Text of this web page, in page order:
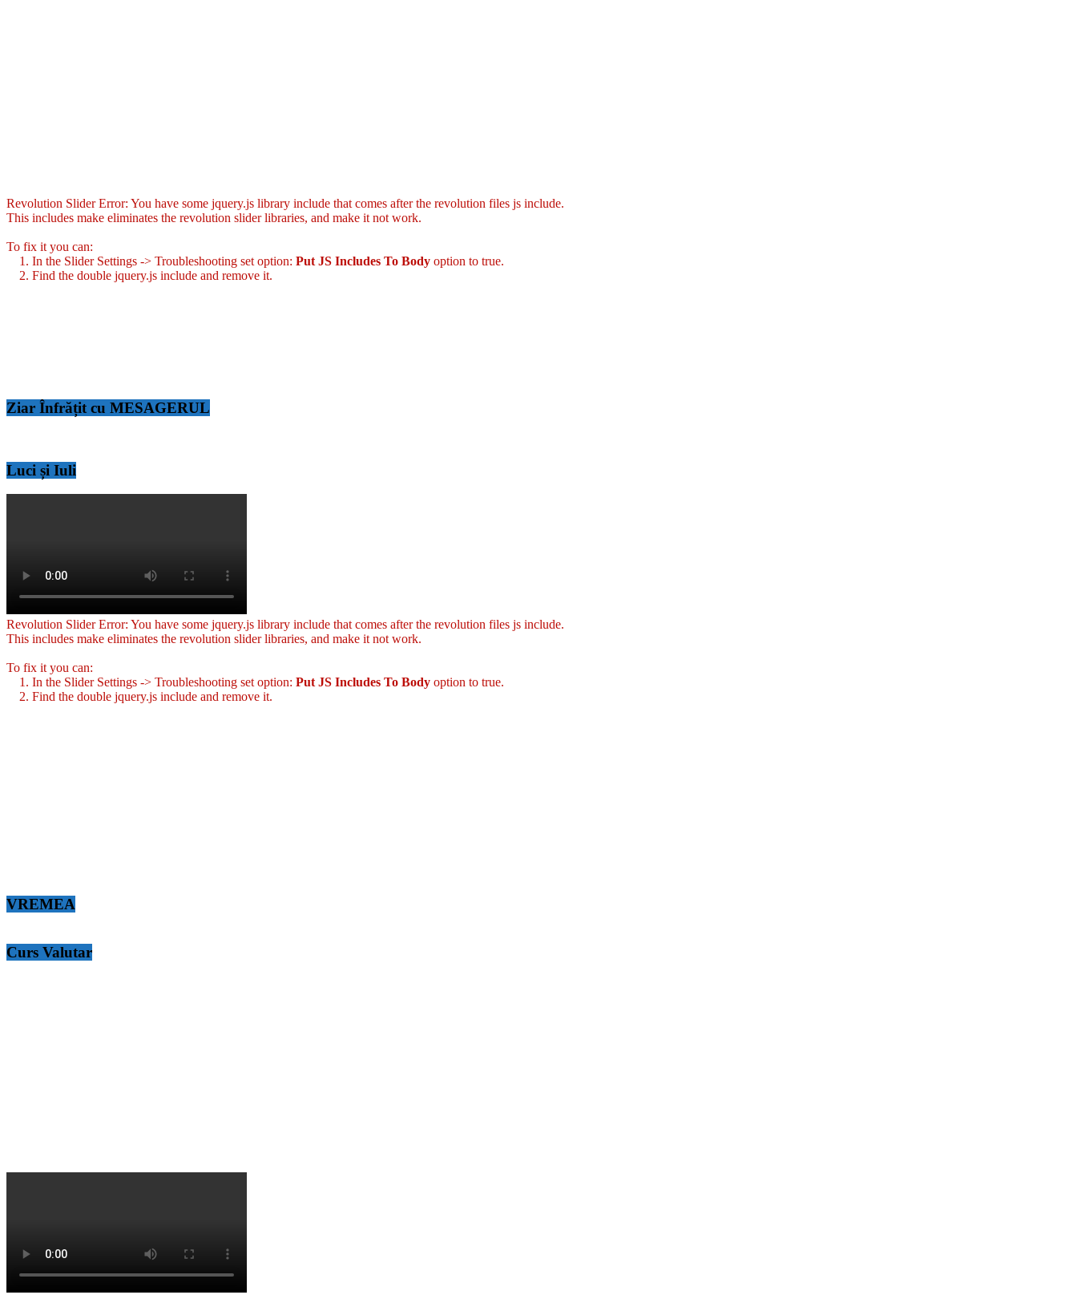
Revolution Slider Error: You have some jquery.js library include that comes after the revolution files js include.
This includes make eliminates the revolution slider libraries, and make it not work.
To fix it you can:
1. In the Slider Settings -> Troubleshooting set option: Put JS Includes To Body option to true.
2. Find the double jquery.js include and remove it.
Ziar Înfrățit cu MESAGERUL
Luci și Iuli
Revolution Slider Error: You have some jquery.js library include that comes after the revolution files js include.
This includes make eliminates the revolution slider libraries, and make it not work.
To fix it you can:
1. In the Slider Settings -> Troubleshooting set option: Put JS Includes To Body option to true.
2. Find the double jquery.js include and remove it.
VREMEA
Curs Valutar